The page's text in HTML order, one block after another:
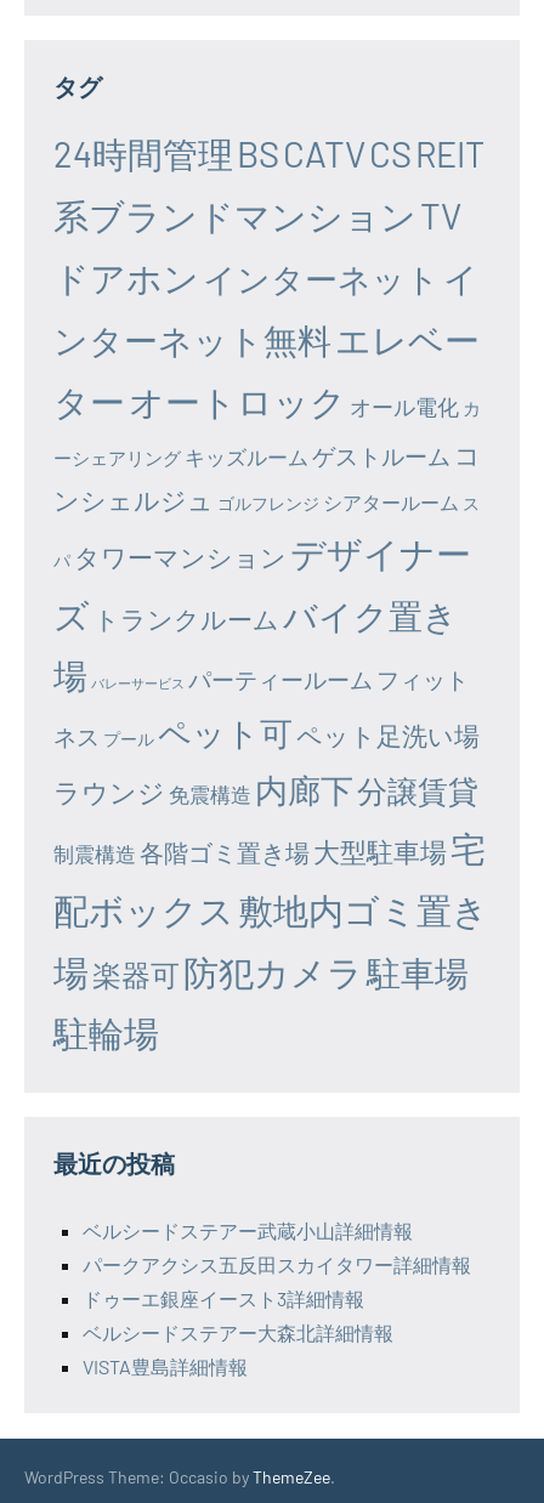
タグ
24時間管理 BSCATVCSREIT
系ブランドマンション TV
ドアホン インターネット イ
ンターネット無料エレベー
ター オートロック オール電化 カ
ーシェアリング キッズルーム ゲストルーム コ
ンシェルジュ
ゴルフレンジ シアタールーム ス
パ タワーマンション デザイナー
ズ トランクルーム バイク置き
場 バレーサービス パーティールーム フィット
ネス プール ペット可ペット足洗い場
ラウンジ 免震構造 内廊下分譲賃貸
制震構造 各階ゴミ置き場大型駐車場宅
配ボックス 敷地内ゴミ置き
場楽器可防犯カメラ 駐車場
駐輪場
最近の投稿
ベルシードステアー武蔵小山詳細情報
パークアクシス五反田スカイタワー詳細情報
ドゥーエ銀座イースト3詳細情報
ベルシードステアー大森北詳細情報
VISTA豊島詳細情報
WordPress Theme: Occasio byThemeZee.